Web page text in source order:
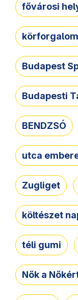
fővárosi
körforgalom
Budapest
Budapesti
BENDZSÓ
utca
Zugliget
költészet
téli gumi
Nők a